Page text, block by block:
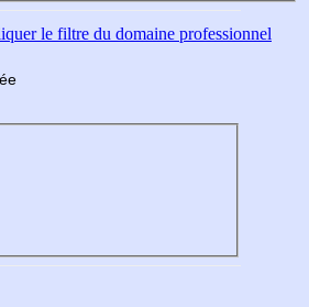
le filtre du domaine professionnel